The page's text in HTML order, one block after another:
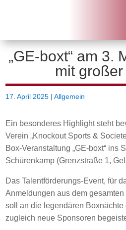
„GE-boxt“ am 3.
mit
17. April 2025 |Allgemein
Ein besonderes Highlight steht
Verein „Knockout Sports &
Box-Veranstaltung „GE-boxt“ ins
Schürenkamp (Grenzstraße 1,
Das Talentförderungs-Event, für
Anmeldungen aus dem
soll an die legendären Boxnächte
zugleich neue Sponsoren